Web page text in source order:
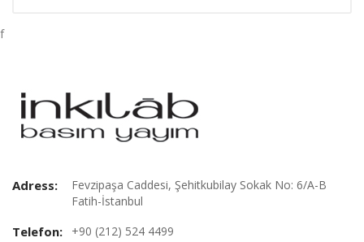
f
Adress:
Fevzipaşa Caddesi, Şehitkubilay Sokak No: 6/A-B
Fatih-İstanbul
Telefon: +90 (212) 524 4499